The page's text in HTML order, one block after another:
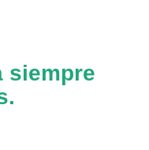
siempre